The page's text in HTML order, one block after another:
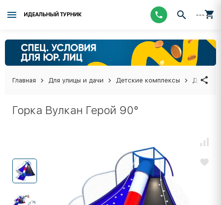
ИДЕАЛЬНЫЙ ТУРНИК ---
Главная Для улицы и дачи Детские комплексы
Горка Вулкан Герой 90°